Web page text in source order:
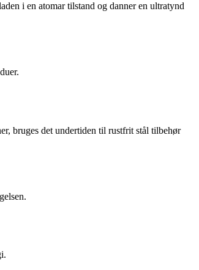
i en atomar tilstand og danner en ultratynd
bruges det undertiden til rustfrit stål tilbehør